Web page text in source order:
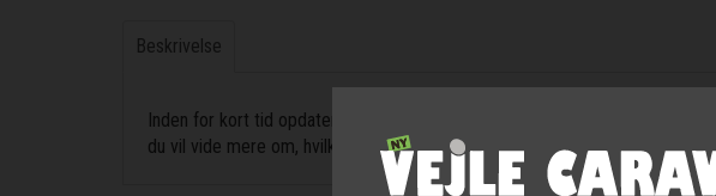
Beskrivelse
Inden for kort tid opdateres denne side med alle de nye Dethleffs 2025
du vil vide mere om, hvilke modeller der kommer hjem.